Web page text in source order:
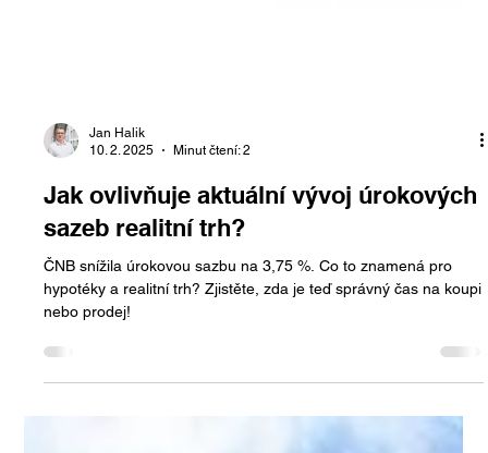
10. 2. 2025
Minut čtení: 2
Jak ovlivňuje aktuální vývoj úrokových
sazeb realitní trh?
ČNB snížila úrokovou sazbu na 3,75 %. Co to znamená pro
nebo prodej!